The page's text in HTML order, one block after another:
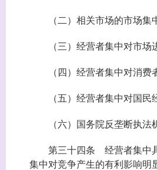
（二）相关市场的市场集
（三）经营者集中对市场进
（四）经营者集中对消费
（五）经营者集中对国民经
（六）国务院反垄断执法机
第三十四条 经营者集中具
集中对竞争产生的有利影响明